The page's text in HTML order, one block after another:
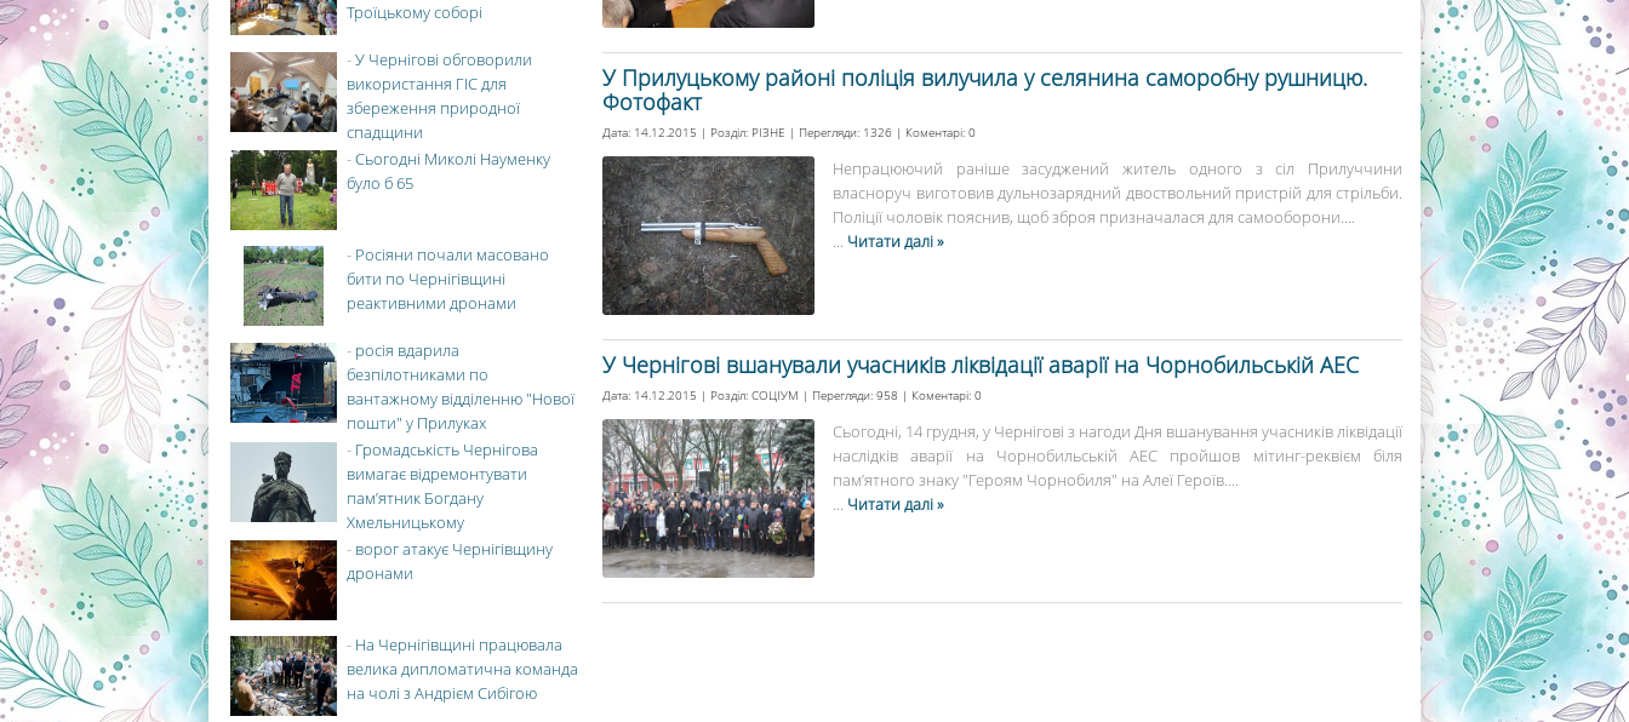
У Прилуцькому районі поліція вилучила у селянина саморобну рушницю.
Фотофакт
Дата: 14.12.2015 | Розділ: РІЗНЕ | Перегляди: 1326 | Коментарі: 0
Непрацюючий раніше засуджений житель одного з сіл Прилуччини
власноруч виготовив дульнозарядний двоствольний пристрій для стрільби.
Поліції чоловік пояснив, щоб зброя призначалася для самооборони....
... Читати далі »
У Чернігові вшанували учасників ліквідації аварії на Чорнобильській АЕС
Дата: 14.12.2015 | Розділ: СОЦІУМ | Перегляди: 958 | Коментарі: 0
Сьогодні, 14 грудня, у Чернігові з нагоди Дня вшанування учасників ліквідації
наслідків аварії на Чорнобильській АЕС пройшов мітинг-реквієм біля
пам’ятного знаку "Героям Чорнобиля" на Алеї Героїв....
... Читати далі »
Троїцькому соборі
-У Чернігові обговорили
використання ГІС для
збереження природної
спадщини
-Сьогодні Миколі Науменку
було б 65
- Росіяни почали масовано
бити по Чернігівщині
реактивними дронами
- росія вдарила
безпілотниками по
вантажному відділенню "Нової
пошти" у Прилуках
- Громадськість Чернігова
вимагає відремонтувати
пам’ятник Богдану
Хмельницькому
- ворог атакує Чернігівщину
дронами
- На Чернігівщині працювала
велика дипломатична команда
на чолі з Андрієм Сибігою